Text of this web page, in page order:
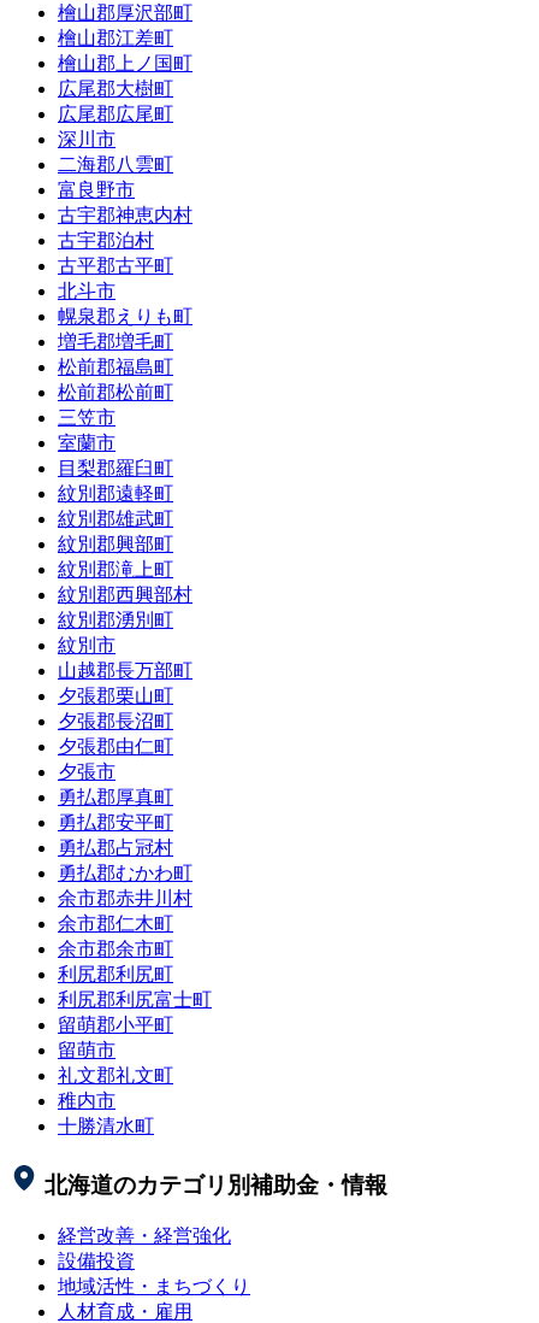
檜山郡厚沢部町
檜山郡江差町
檜山郡上ノ国町
広尾郡大樹町
広尾郡広尾町
深川市
二海郡八雲町
富良野市
古宇郡神恵内村
古宇郡泊村
古平郡古平町
北斗市
幌泉郡えりも町
増毛郡増毛町
松前郡福島町
松前郡松前町
三笠市
室蘭市
目梨郡羅臼町
紋別郡遠軽町
紋別郡雄武町
紋別郡興部町
紋別郡滝上町
紋別郡西興部村
紋別郡湧別町
紋別市
山越郡長万部町
夕張郡栗山町
夕張郡長沼町
夕張郡由仁町
夕張市
勇払郡厚真町
勇払郡安平町
勇払郡占冠村
勇払郡むかわ町
余市郡赤井川村
余市郡仁木町
余市郡余市町
利尻郡利尻町
利尻郡利尻富士町
留萌郡小平町
留萌市
礼文郡礼文町
稚内市
十勝清水町
北海道のカテゴリ別補助金・情報
経営改善・経営強化
設備投資
地域活性・まちづくり
人材育成・雇用